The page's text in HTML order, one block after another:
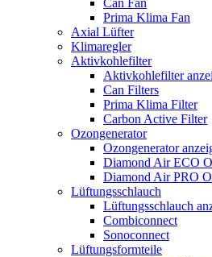
Prima Klima Fan
Axial Lüfter
Klimaregler
Aktivkohlefilter
Aktivkohlefilter
Can Filters
Prima Klima Filter
Carbon Active Filter
Ozongenerator
Ozongenerator
Diamond Air ECO
Diamond Air PRO
Lüftungsschlauch
Lüftungsschlauch
Combiconnect
Sonoconnect
Lüftungsformteile